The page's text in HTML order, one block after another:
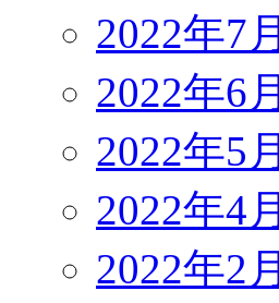
2022年7月
2022年6月
2022年5月
2022年4月
2022年2月